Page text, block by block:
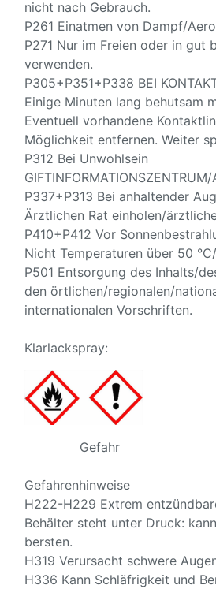
nicht nach Gebrauch.
P261 Einatmen von Dampf/
P271 Nur im Freien oder in gut
verwenden.
P305+P351+P338 BEI
Einige Minuten lang behutsam
Eventuell vorhandene
Möglichkeit entfernen. Weiter
P312 Bei Unwohlsein
P337+P313 Bei anhaltender
Ärztlichen Rat einholen/
P410+P412 Vor
Nicht Temperaturen über 50
P501 Entsorgung des Inhalts/
den örtlichen/regionalen/
internationalen Vorschriften.
Klarlackspray:
Gefahr
Gefahrenhinweise
H222-H229 Extrem
Behälter steht unter Druck:
bersten.
H319 Verursacht schwere
H336 Kann Schläfrigkeit und